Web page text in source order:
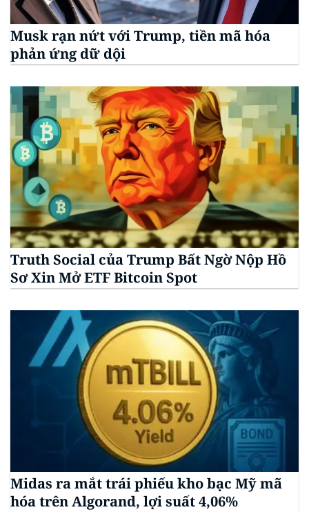
Musk rạn nứt với Trump, tiền mã hóa
phản ứng dữ dội
Truth Social của Trump Bất Ngờ Nộp Hồ
Sơ Xin Mở ETF Bitcoin Spot
Midas ra mắt trái phiếu kho bạc Mỹ mã
hóa trên Algorand, lợi suất 4,06%